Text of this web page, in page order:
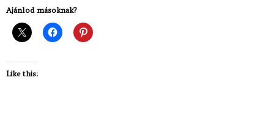
Ajánlod másoknak?
Like this: